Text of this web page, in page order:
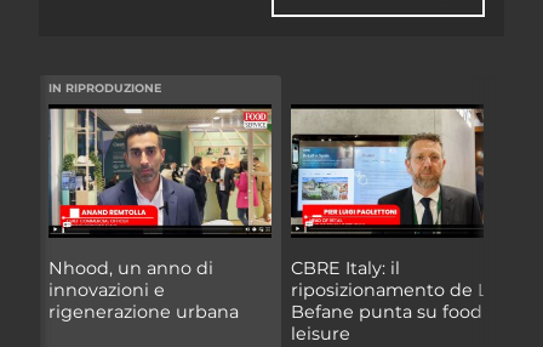
IN RIPRODUZIONE
Nhood, un anno di
innovazioni e
rigenerazione urbana
CBRE Italy: il
riposizionamento de Le
Befane punta su food e
leisure